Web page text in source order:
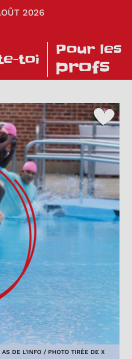
2026
toi
Pour les
profs
AS DE L'INFO / PHOTO TIRÉE DE X